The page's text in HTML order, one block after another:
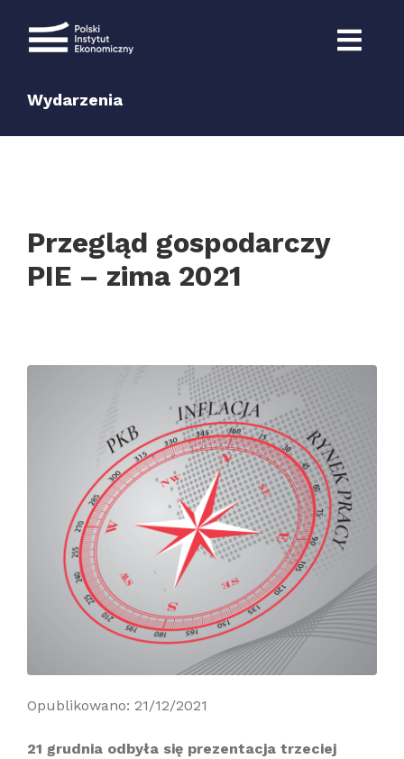
Wydarzenia
Przegląd gospodarczy
PIE – zima 2021
Opublikowano: 21/12/2021
21 grudnia odbyła się prezentacja trzeciej